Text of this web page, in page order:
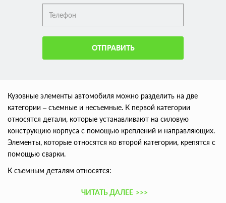
ОТПРАВИТЬ
Кузовные элементы автомобиля можно разделить на две
категории – съемные и несъемные. К первой категории
относятся детали, которые устанавливают на силовую
конструкцию корпуса с помощью креплений и направляющих.
Элементы, которые относятся ко второй категории, крепятся с
помощью сварки.
К съемным деталям относятся:
ЧИТАТЬ ДАЛЕЕ >>>